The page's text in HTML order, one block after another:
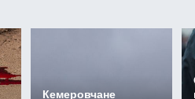
Кемеровчане